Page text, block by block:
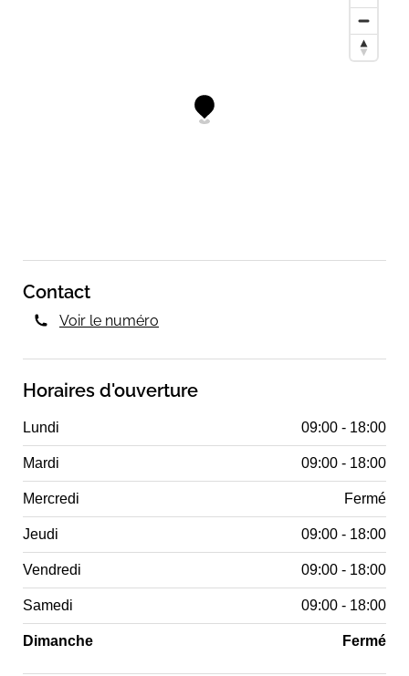
Contact
Voir le numéro
Horaires d'ouverture
Lundi 09:00 - 18:00
Mardi 09:00 - 18:00
Mercredi Fermé
Jeudi 09:00 - 18:00
Vendredi 09:00 - 18:00
Samedi 09:00 - 18:00
Dimanche Fermé